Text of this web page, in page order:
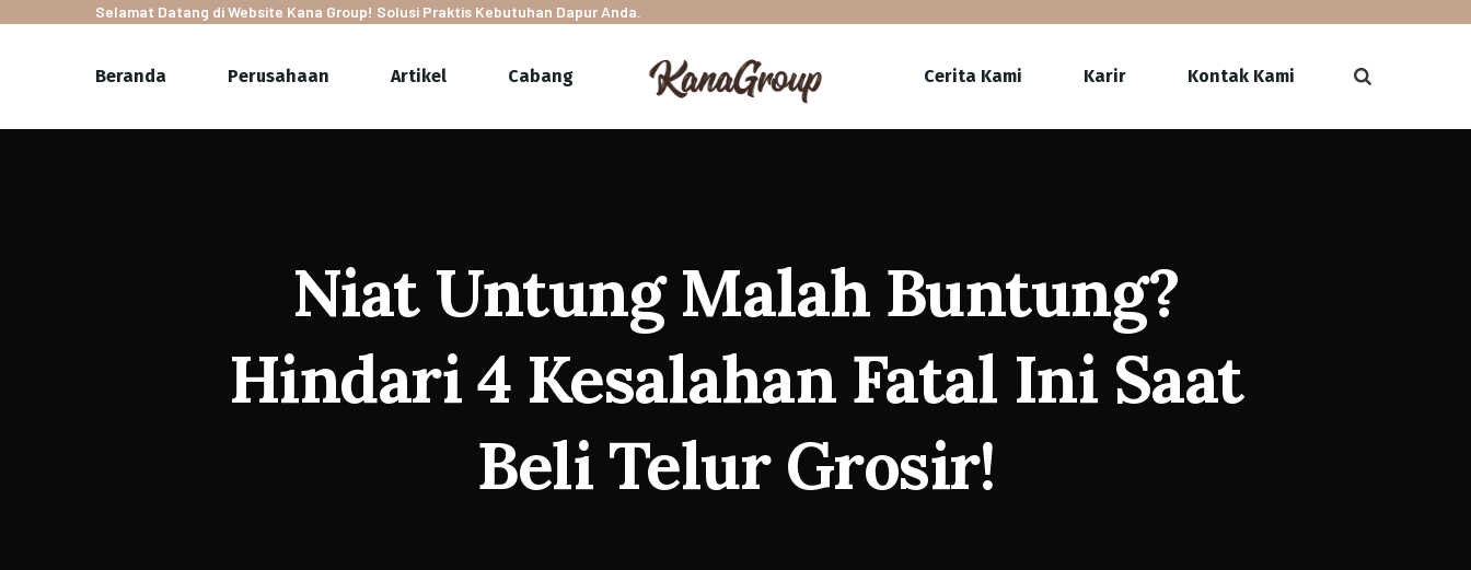
Selamat Datang di Website Kana Group! Solusi Praktis Kebutuhan Dapur Anda.
Beranda Perusahaan Artikel Cabang Cerita Kami Karir Kontak Kami
Niat Untung Malah Buntung?
Hindari 4 Kesalahan Fatal Ini Saat
Beli Telur Grosir!